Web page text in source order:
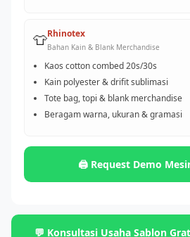
👕Rhinotex
Bahan Kain & Blank Merchandise
Kaos cotton combed 20s/30s
Kain polyester & drifit sublimasi
Tote bag, topi & blank merchandise
Beragam warna, ukuran & gramasi
🖨️ Request Demo
💬 Konsultasi Usaha Sablon